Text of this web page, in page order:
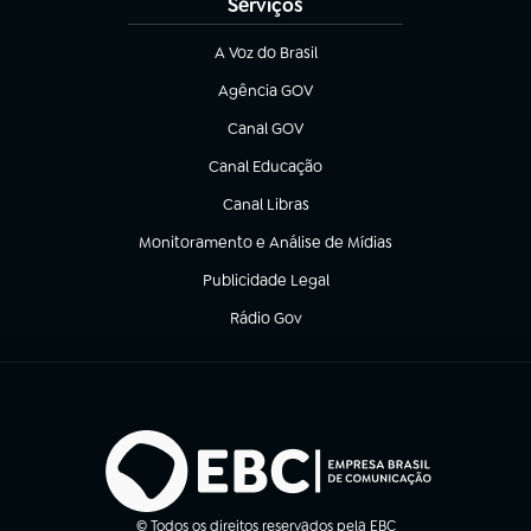
A Voz do Brasil
(abre em nova aba)
Agência GOV
(abre em nova aba)
Canal GOV
(abre em nova aba)
Canal Educação
(abre em nova aba)
Canal Libras
(abre em nova aba)
Monitoramento e Análise de Mídias
(abre em nova aba)
Publicidade Legal
(abre em nova aba)
Rádio Gov
(abre em nova aba)
© Todos os direitos reservados pela EBC